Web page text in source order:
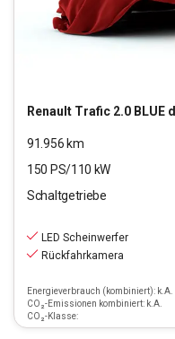
Renault Trafic 2.0 BLUE dCi 150 L2H1
91.956 km
150 PS/110 kW
Schaltgetriebe
LED Scheinwerfer
Rückfahrkamera
Energieverbrauch (kombiniert): k.A.
CO₂-Emissionen kombiniert: k.A.
CO₂-Klasse: